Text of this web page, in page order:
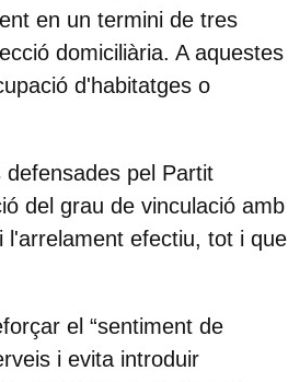
en un termini de tres
domiciliària. A aquestes
d'habitatges o
pel Partit
del grau de vinculació amb
efectiu, tot i que
el “sentiment de
i evita introduir